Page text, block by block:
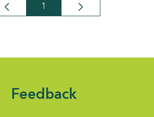
Seite
1
Feedback